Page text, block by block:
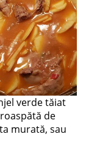
verde tăiat
de
murată, sau